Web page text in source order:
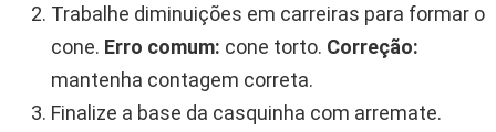
Trabalhe diminuições em carreiras para formar o
cone. Erro comum: cone torto. Correção:
mantenha contagem correta.
Finalize a base da casquinha com arremate.